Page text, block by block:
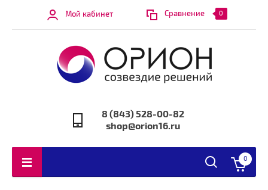
Мой кабинет Сравнение 0
8 (843) 528-00-82
shop@orion16.ru
0